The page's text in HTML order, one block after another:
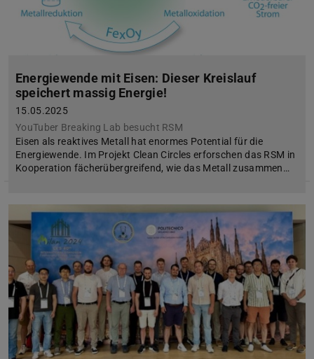
Energiewende mit Eisen: Dieser Kreislauf
speichert massig Energie!
15.05.2025
YouTuber Breaking Lab besucht RSM
Eisen als reaktives Metall hat enormes Potential für die
Energiewende. Im Projekt Clean Circles erforschen das RSM in
Kooperation fächerübergreifend, wie das Metall zusammen…